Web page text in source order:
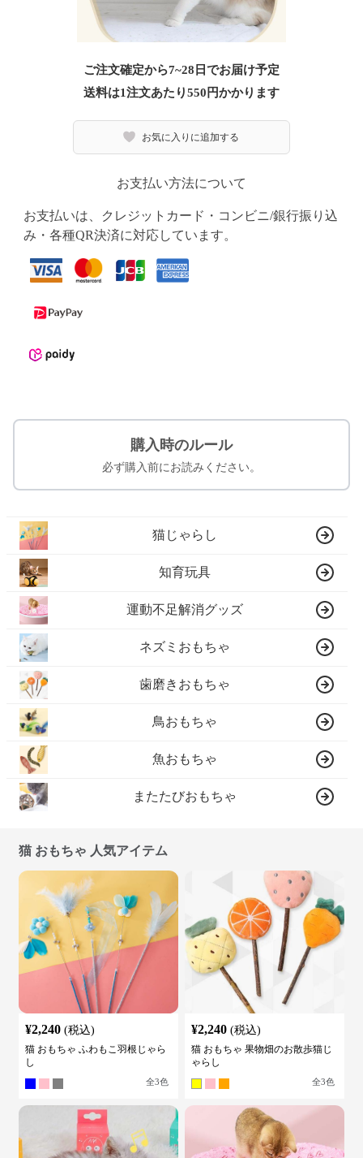
ご注文確定から7~28日でお届け予定
送料は1注文あたり550 円かかります
お気に入りに追加する
お支払い方法について
お支払いは、クレジットカード・コンビニ/銀行振り込
み・各種QR決済に対応しています。
購入時のルール
必ず購入前にお読みください。
猫じゃらし
知育玩具
運動不足解消グッズ
ネズミおもちゃ
歯磨きおもちゃ
鳥おもちゃ
魚おもちゃ
またたびおもちゃ
猫 おもちゃ 人気アイテム
¥2,240 (税込)
猫 おもちゃ ふわもこ羽根じゃら
し
全3色
¥2,240 (税込)
猫 おもちゃ 果物畑のお散歩猫じ
ゃらし
全3色